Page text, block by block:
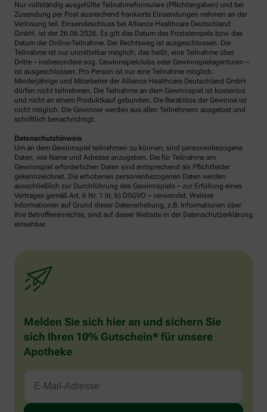
Nur vollständig ausgefüllte Teilnahmeformulare (Pflichtangaben) und bei
Zusendung per Post ausreichend frankierte Einsendungen nehmen an der
Verlosung teil. Einsendeschluss bei Alliance Healthcare Deutschland
GmbH, ist der 26.06.2026. Es gilt das Datum des Poststempels bzw. das
Datum der Online-Teilnahme. Der Rechtsweg ist ausgeschlossen. Die
Teilnahme ist nur unmittelbar möglich; das heißt, eine Teilnahme über
Dritte – insbesondere sog. Gewinnspielclubs oder Gewinnspielagenturen –
ist ausgeschlossen. Pro Person ist nur eine Teilnahme möglich.
Minderjährige und Mitarbeiter der Alliance Healthcare Deutschland GmbH
dürfen nicht teilnehmen. Die Teilnahme an dem Gewinnspiel ist kostenlos
und nicht an einem Produktkauf gebunden. Die Barablöse der Gewinne ist
nicht möglich. Die Gewinner werden aus allen Teilnehmern ausgelost und
schriftlich benachrichtigt.
Datenschutzhinweis
Um an dem Gewinnspiel teilnehmen zu können, sind personenbezogene
Daten, wie Name und Adresse anzugeben. Die für Teilnahme am
Gewinnspiel erforderlichen Daten sind entsprechend als Pflichtfelder
gekennzeichnet. Die erhobenen personenbezogenen Daten werden
ausschließlich zur Durchführung des Gewinnspiels – zur Erfüllung eines
Vertrages gemäß Art. 6 Nr. 1 lit. b) DSGVO – verwendet. Weitere
Informationen auf Grund dieser Datenerhebung, z.B. Informationen über
Ihre Betroffenenrechte, sind auf dieser Website in der Datenschutzerklärung
einsehbar.
Melden Sie sich hier an und sichern Sie
sich Ihren 10% Gutschein* für unsere
Apotheke